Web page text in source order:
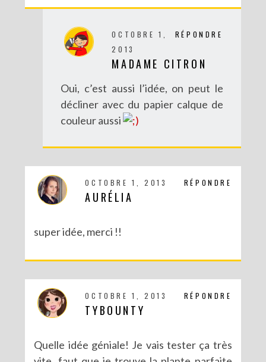
RECETTES ET CRÉATIONS POUR DES FÊTES RÉUSSIES – CONCOURS
RÉPONDRE
OCTOBRE 1,
2013
MADAME CITRON
Oui, c’est aussi l’idée, on peut le
décliner avec du papier calque de
couleur aussi
RÉPONDRE
OCTOBRE 1, 2013
AURÉLIA
super idée, merci !!
RÉPONDRE
OCTOBRE 1, 2013
TYBOUNTY
Quelle idée géniale! Je vais tester ça très